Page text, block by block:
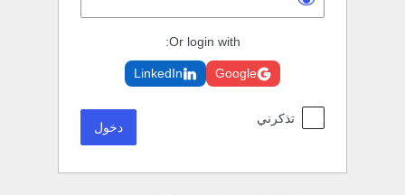
Or login with:
Google
LinkedIn
تذكرني